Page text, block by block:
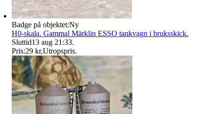
Badge på objektet:Ny
H0-skala. Gammal Märklin ESSO tankvagn i bruksskick.
Sluttid13 aug 21:33.
Pris:29 kr,Utropspris.